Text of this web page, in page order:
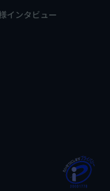
インタビュー